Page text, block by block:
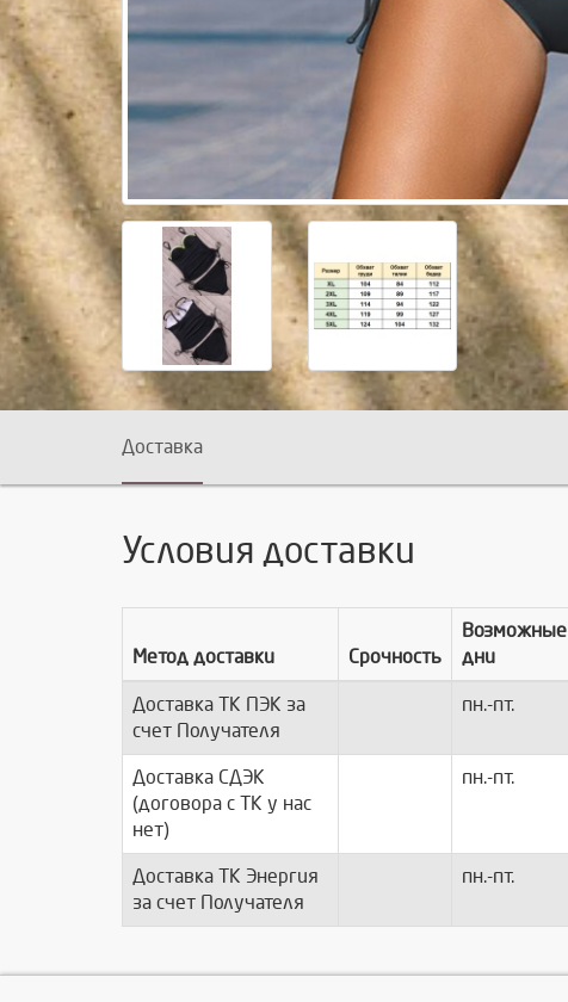
Доставка
Условия доставки
Метод доставки Срочность
Возможные
дни
Доставка ТК ПЭК за
счет Получателя
пн.-пт.
Доставка СДЭК
(договора с ТК у нас
нет)
пн.-пт.
Доставка ТК Энергия
за счет Получателя
пн.-пт.